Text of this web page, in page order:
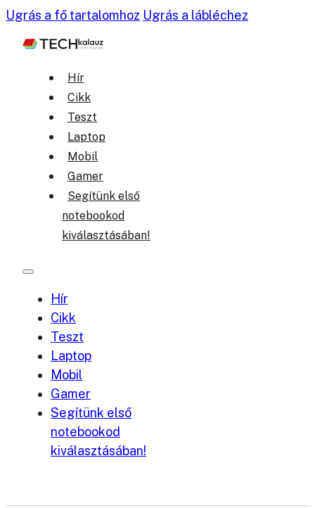
Ugrás a fő tartalomhoz Ugrás a lábléchez
Hír
Cikk
Teszt
Laptop
Mobil
Gamer
Segítünk első
notebookod
kiválasztásában!
Hír
Cikk
Teszt
Laptop
Mobil
Gamer
Segítünk első
notebookod
kiválasztásában!